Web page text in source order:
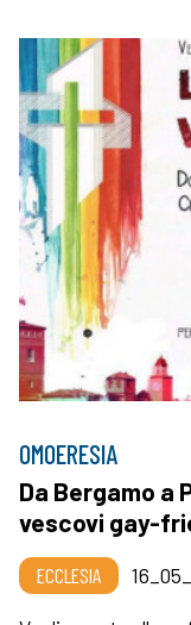
OMOERESIA
Da Bergamo a
vescovi gay-
ECCLESIA